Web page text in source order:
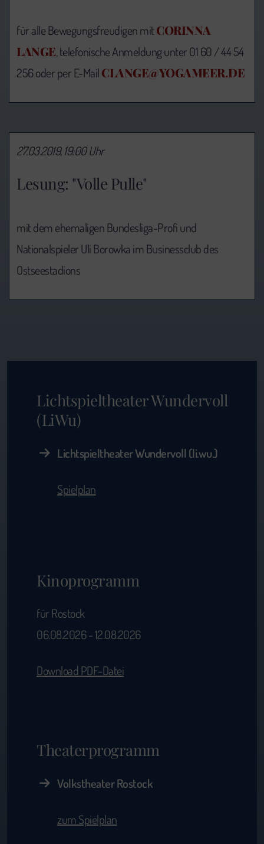
für alle Bewegungsfreudigen mitCORINNA
LANGE, telefonische Anmeldung unter 01 60 / 44 54
256 oder per E-MailCLANGE@YOGAMEER.DE
Lesung: "Volle Pulle"
27.03.2019, 19:00 Uhr
mit dem ehemaligen Bundesliga-Profi und
Nationalspieler Uli Borowka im Businessclub des
Ostseestadions
Lichtspieltheater Wundervoll
(LiWu)
Lichtspieltheater Wundervoll (li.wu.)
Spielplan
Kinoprogramm
für Rostock
06.08.2026 - 12.08.2026
Download PDF-Datei
Theaterprogramm
Volkstheater Rostock
zum Spielplan